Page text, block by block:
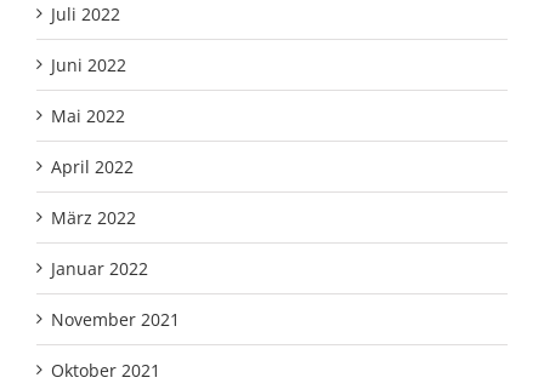
Juli 2022
Juni 2022
Mai 2022
April 2022
März 2022
Januar 2022
November 2021
Oktober 2021